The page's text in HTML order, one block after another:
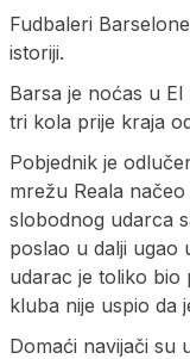
Fudbaleri
istoriji.
Barsa je noćas u El
tri kola prije kraja
Pobjednik je
mrežu Reala
slobodnog udarca
poslao u dalji ugao
udarac je toliko bio
kluba nije uspio da
Domaći navijači su